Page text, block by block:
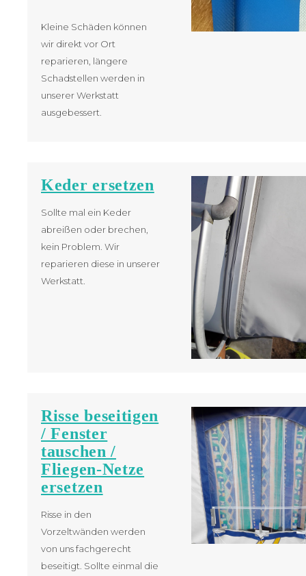
Kleine Schäden können
wir direkt vor Ort
reparieren, längere
Schadstellen werden in
unserer Werkstatt
ausgebessert.
Keder ersetzen
Sollte mal ein Keder
abreißen oder brechen,
kein Problem. Wir
reparieren diese in unserer
Werkstatt.
Risse beseitigen
/ Fenster
tauschen /
Fliegen-Netze
ersetzen
Risse in den
Vorzeltwänden werden
von uns fachgerecht
beseitigt. Sollte einmal die